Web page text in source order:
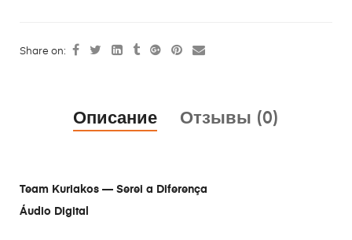
Share on:
Описание Отзывы (0)
Team Kuriakos — Serei a Diferença
Áudio Digital